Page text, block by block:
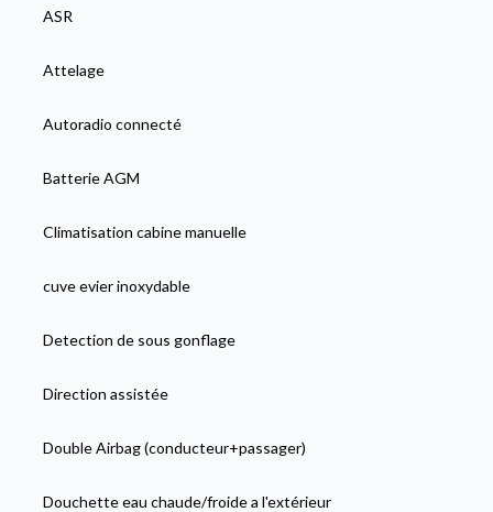
ASR
Attelage
Autoradio connecté
Batterie AGM
Climatisation cabine manuelle
cuve evier inoxydable
Detection de sous gonflage
Direction assistée
Double Airbag (conducteur+passager)
Douchette eau chaude/froide a l'extérieur